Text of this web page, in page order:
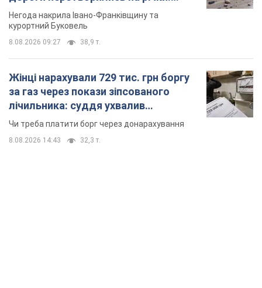
Відео
Негода накрила Івано-Франківщину та
курортний Буковель
8.08.2026 09:27 38,9 т.
Жінці нарахували 729 тис. грн боргу
за газ через покази зіпсованого
лічильника: суддя ухвалив
неочікуване рішення
Чи треба платити борг через донарахування
8.08.2026 14:43 32,3 т.